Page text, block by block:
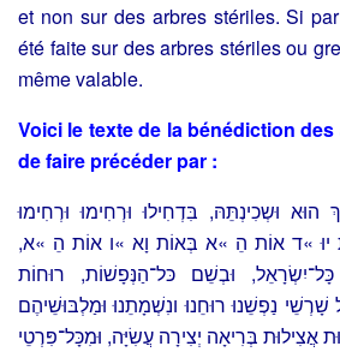
et non sur des arbres stériles. Si
été faite sur des arbres stériles ou
même valable.
Voici le texte de la bénédiction des
de faire précéder par :
וּשְכִינְתֵּהּ, בִּדְחִילוּ וּרְחִימוּ וּרְחִימוּ
יוּ »ד אוֹת הֵ »א בְּאוֹת וָא »ו אוֹת הֵ »א,
וּבְשֵׁם כּל־הַנְּפָשׁוֹת, רוּחוֹת
נַפְשֵׁנוּ רוּחֵנוּ ונִשְׁמָתֵנוּ וּמַלְבּוּשֵׁיהֶם
אֲצִילוּת בְּרִיאָה יְצִירָה עֲשִׂיָּה, וּמִכָּל־פִּרְטֵי